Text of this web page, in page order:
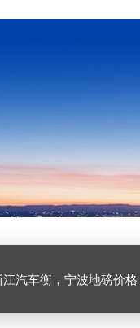
衡，宁波地磅价格，浙江地